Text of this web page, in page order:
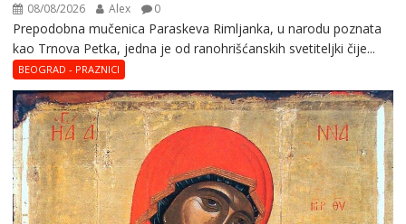
08/08/2026 Alex 0
Prepodobna mučenica Paraskeva Rimljanka, u narodu poznata
kao Trnova Petka, jedna je od ranohrišćanskih svetiteljki čije...
BEOGRAD - PRAZNICI